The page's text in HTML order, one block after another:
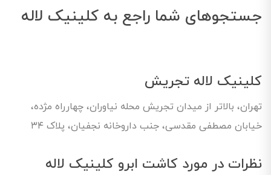
جستجوهای شما راجع به کلینیک لاله
کلینیک لاله تجریش
تهران، بالاتر از میدان تجریش محله نیاوران، چهارراه مژده،
خیابان مصطفی مقدسی، جنب داروخانه نجفیان، پلاک ۳۴
نظرات در مورد کاشت ابرو کلینیک لاله